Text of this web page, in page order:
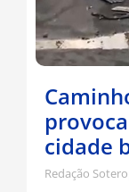
cidade
Redação